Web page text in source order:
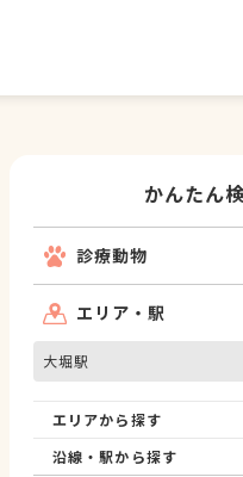
かんたん
診療動物
エリア・駅
大堀駅
エリアから探す
沿線・駅から探す